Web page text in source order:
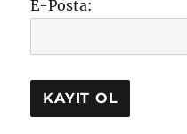
E-Posta: